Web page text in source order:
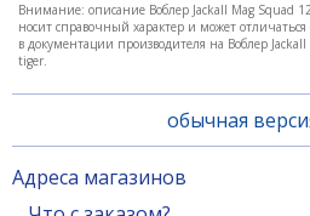
2 070 ₽
Внимание: описание Воблер Jackall Mag Squad
носит справочный характер и может
в документации производителя на Воблер
tiger.
обычная
Адреса магазинов